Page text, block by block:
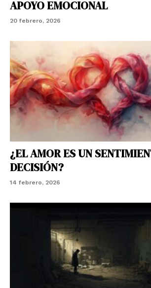
APOYO EMOCIONAL
20 febrero, 2026
¿EL AMOR ES UN
DECISIÓN?
14 febrero, 2026